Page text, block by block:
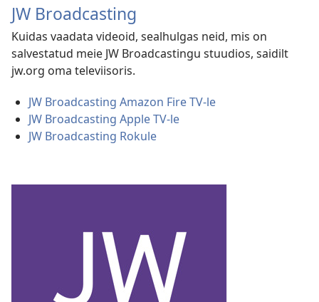
JW Broadcasting
Kuidas vaadata videoid, sealhulgas neid, mis on
salvestatud meie JW Broadcastingu stuudios, saidilt
jw.org oma televiisoris.
JW Broadcasting Amazon Fire TV-le
JW Broadcasting Apple TV-le
JW Broadcasting Rokule